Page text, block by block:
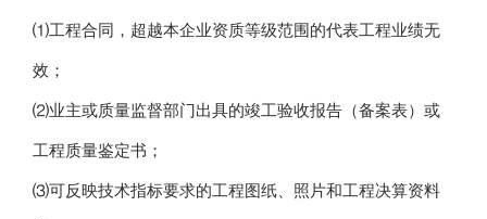
⑴工程合同，超越本企业资质等级范围的代表工程业绩无
效；
⑵业主或质量监督部门出具的竣工验收报告（备案表）或
工程质量鉴定书；
⑶可反映技术指标要求的工程图纸、照片和工程决算资料